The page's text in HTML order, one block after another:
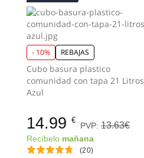
- 10% REBAJAS
Cubo basura plastico
comunidad con tapa 21 Litros
Azul
14.99 €
PVP: 13.63€
Recíbelo mañana
(20)